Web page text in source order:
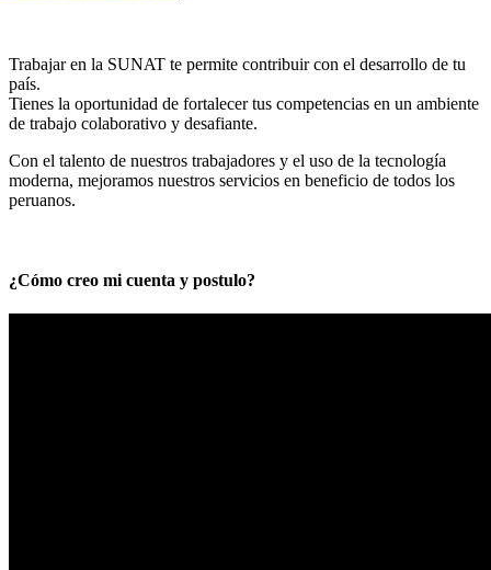
Trabajar en la SUNAT te permite contribuir con el desarrollo de tu
país.
Tienes la oportunidad de fortalecer tus competencias en un ambiente
de trabajo colaborativo y desafiante.
Con el talento de nuestros trabajadores y el uso de la tecnología
moderna, mejoramos nuestros servicios en beneficio de todos los
peruanos.
¿Cómo creo mi cuenta y postulo?